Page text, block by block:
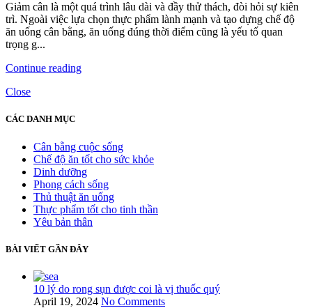
Giảm cân là một quá trình lâu dài và đầy thử thách, đòi hỏi sự kiên
trì. Ngoài việc lựa chọn thực phẩm lành mạnh và tạo dựng chế độ
ăn uống cân bằng, ăn uống đúng thời điểm cũng là yếu tố quan
trọng g...
Continue reading
Close
CÁC DANH MỤC
Cân bằng cuộc sống
Chế độ ăn tốt cho sức khỏe
Dinh dưỡng
Phong cách sống
Thủ thuật ăn uống
Thực phẩm tốt cho tinh thần
Yêu bản thân
BÀI VIẾT GẦN ĐÂY
10 lý do rong sụn được coi là vị thuốc quý
April 19, 2024 No Comments